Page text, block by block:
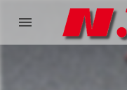
menu